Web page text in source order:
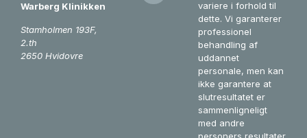
Warberg Klinikken
Stamholmen 193F,
2.th
2650 Hvidovre
variere i forhold til
dette. Vi garanterer
professionel
behandling af
uddannet
personale, men kan
ikke garantere at
slutresultatet er
sammenligneligt
med andre